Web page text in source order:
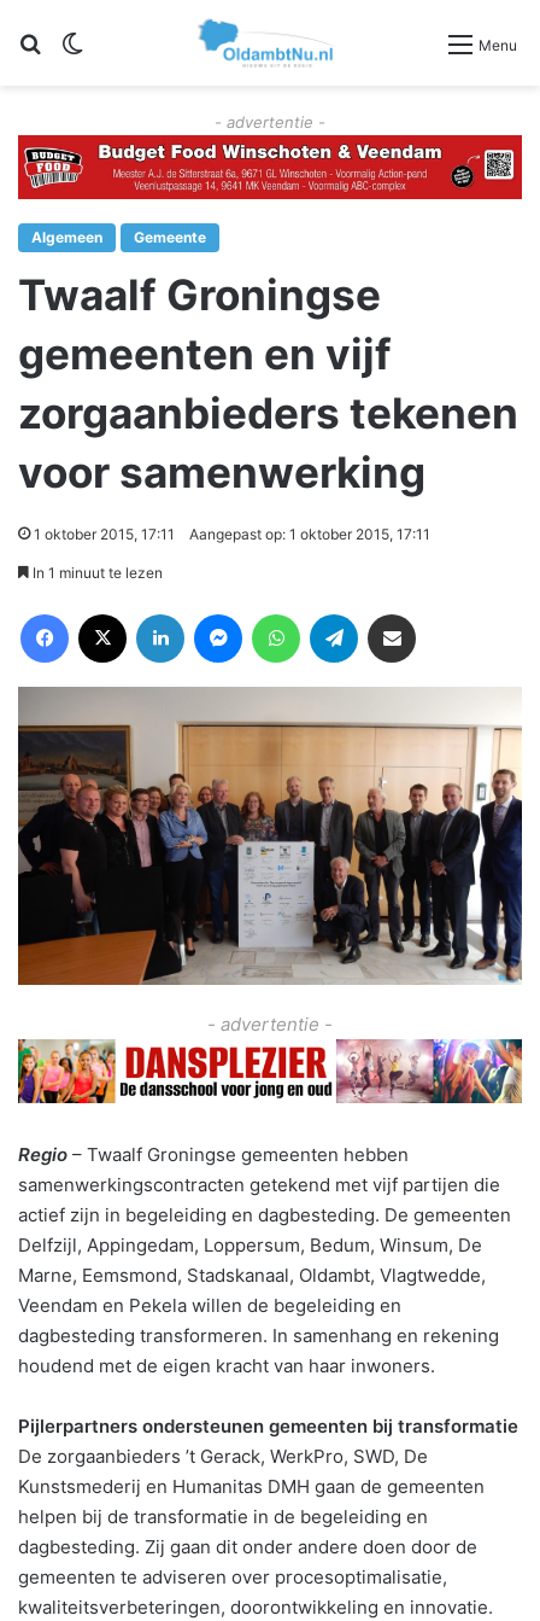
Zoeken Menu
- advertentie -
Algemeen Gemeente
Twaalf Groningse
gemeenten en vijf
zorgaanbieders tekenen
voor samenwerking
1 oktober 2015, 17:11 Aangepast op: 1 oktober 2015, 17:11
In 1 minuut te lezen
- advertentie -
Regio – Twaalf Groningse gemeenten hebben
samenwerkingscontracten getekend met vijf partijen die
actief zijn in begeleiding en dagbesteding. De gemeenten
Delfzijl, Appingedam, Loppersum, Bedum, Winsum, De
Marne, Eemsmond, Stadskanaal, Oldambt, Vlagtwedde,
Veendam en Pekela willen de begeleiding en
dagbesteding transformeren. In samenhang en rekening
houdend met de eigen kracht van haar inwoners.
Pijlerpartners ondersteunen gemeenten bij transformatie
De zorgaanbieders ’t Gerack, WerkPro, SWD, De
Kunstsmederij en Humanitas DMH gaan de gemeenten
helpen bij de transformatie in de begeleiding en
dagbesteding. Zij gaan dit onder andere doen door de
gemeenten te adviseren over procesoptimalisatie,
kwaliteitsverbeteringen, doorontwikkeling en innovatie.